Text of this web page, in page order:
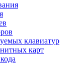
клавиатур
карт